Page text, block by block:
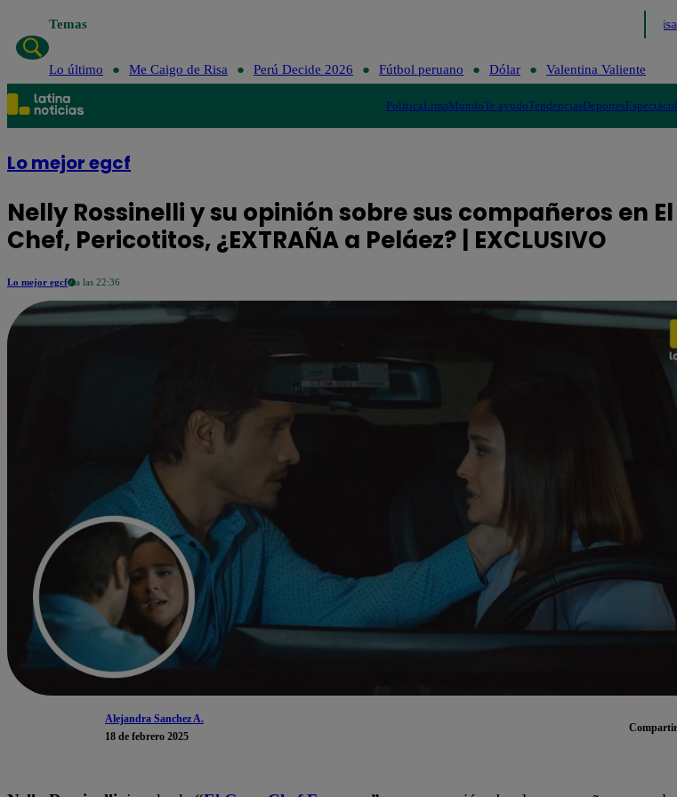
Temas Me Caigo de Risa
Lo último Me Caigo de Risa Perú Decide 2026 Fútbol peruano Dólar Valentina Valiente
PolíticaLimaMundoTe ayudoTendenciasDeportes
Lo mejor egcf
Nelly Rossinelli y su opinión sobre sus compañeros en
Chef, Pericotitos, ¿EXTRAÑA a Peláez? | EXCLUSIVO
Lo mejor egcf a las 22:36
Alejandra Sanchez A.
18 de febrero 2025
Compartir